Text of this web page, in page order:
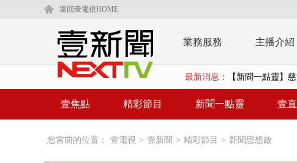
返回壹電視HOME
業務服務 主播介紹
最新消息： 蔣萬安提「南有
又毒駕！ 男子撞
壹焦點 精彩節目 新聞一點靈 壹
您當前的位置： 壹電視 > 壹新聞 > 精彩節目 > 新聞思想啟